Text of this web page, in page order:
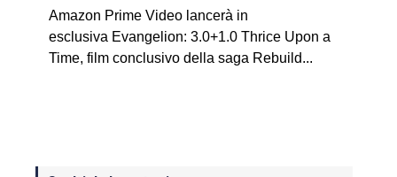
Amazon Prime Video lancerà in
esclusiva Evangelion: 3.0+1.0 Thrice Upon a
Time, film conclusivo della saga Rebuild...